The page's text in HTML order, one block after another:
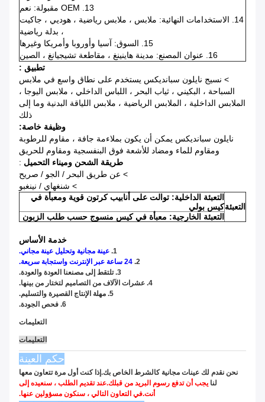
13. OEM مقبولة: نعم
14. الاستخدامات النهائية: ملابس ، ملابس رياضية ، هوديي ، جاكيت
، بدلة رياضية
15. السوق: آسيا وأوروبا وأمريكا وغيرها
16. عنوان المصنع: مدينة هاينينغ ، مقاطعة تشيجيانغ ، الصين
تطبيق :
> نسيج نايلون سبانديكس يستخدم على نطاق واسع في ملابس
السباحة ، البكيني ، ثياب البحر ، اللباس الداخلي ، ملابس اليوجا ،
الملابس الداخلية ، الملابس الرياضية ، ملابس اللياقة البدنية وما إلى
ذلك
وظيفة خاصة:
نايلون سبانديكس يمكن أن يكون بملاءمة جافة ، مقاوم للرطوبة
ومقاوم للماء ومضاد للأشعة فوق البنفسجية ومقاوم للحريق
طريقة الشحن وميناء التحميل :
> عن طريق البحر / الجو / صريح
> شنغهاي / نينغبو
التعبئة
التعبئة الداخلية: توالت على أنابيب كرتون قوية ومعبأة في
كيس بولي
التعبئة الخارجية: معبأة في كيس منسوج حسب طلب الزبون
خدمة الأساس
1. عينة مجانية وتحليل عينة مجاني.
2. 24 ساعة عبر الإنترنت واستجابة سريعة.
3. تلتقط إلى مصنعنا العودة والعودة.
4. عشرات الآلاف من التصاميم لتختار من بينها.
5. مهلة الإنتاج القصيرة والتسليم.
6. فحص الجودة.
التعليمات
التعليمات
حكم العينة
نحن نقدم لك عينات مجانية كالشرط الخاص بك.إذا كنت أول مرة تتعاون معها
لنا يجب أن تدفع رسوم البريد من قبلك.عند تقديم الطلب ، سنعيده إلى
أنت.في التعاون التالي ، سنكون مسؤولين عنها.